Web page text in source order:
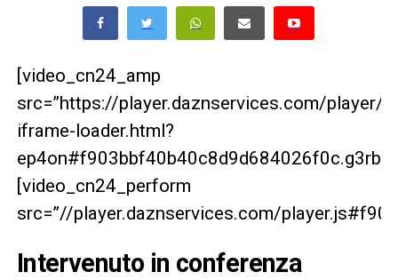
[video_cn24_amp
src=”https://player.daznservices.com/player/
iframe-loader.html?
[video_cn24_perform
src=”//player.daznservices.com/
Intervenuto in conferenza